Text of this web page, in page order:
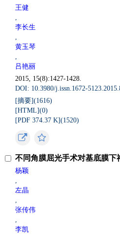
王健
,
李长生
,
黄玉琴
,
吕艳丽
2015, 15(8):1427-1428.
DOI: 10.3980/j.issn.1672-
[摘要](1616)
[HTML](0)
[PDF 374.37 K](1520)
不同角膜屈光手术对基底膜下
杨颖
,
左晶
,
张传伟
,
李凯